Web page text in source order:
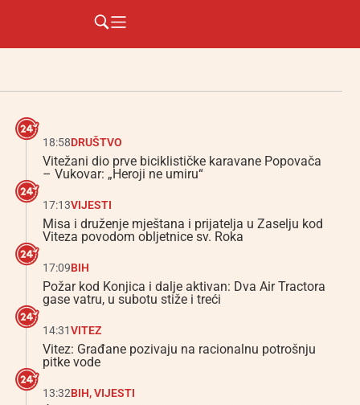
18:58DRUŠTVO
Vitežani dio prve biciklističke karavane Popovača
– Vukovar: „Heroji ne umiru“
17:13VIJESTI
Misa i druženje mještana i prijatelja u Zaselju kod
Viteza povodom obljetnice sv. Roka
17:09BIH
Požar kod Konjica i dalje aktivan: Dva Air Tractora
gase vatru, u subotu stiže i treći
14:31VITEZ
Vitez: Građane pozivaju na racionalnu potrošnju
pitke vode
13:32BIH,VIJESTI